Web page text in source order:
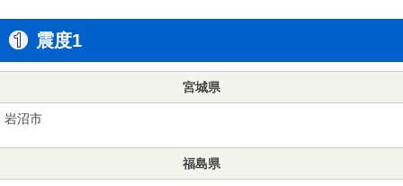
震度1
宮城県
岩沼市
福島県